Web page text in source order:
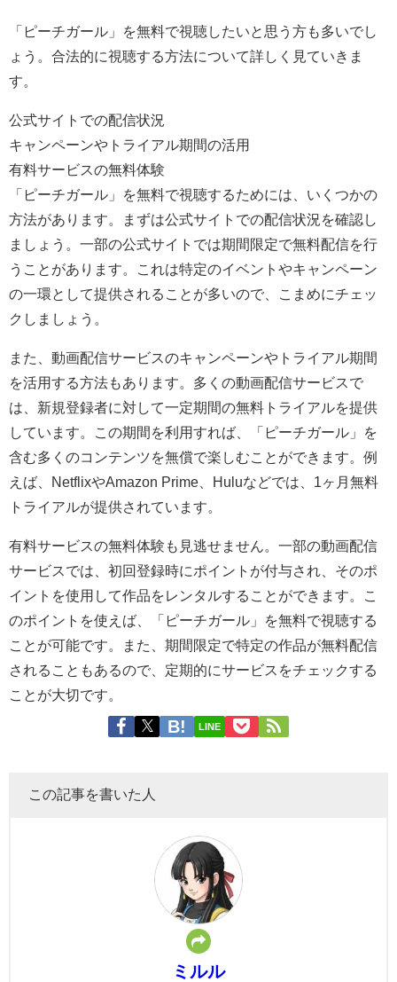
「ピーチガール」を無料で視聴したいと思う方も多いでし
ょう。合法的に視聴する方法について詳しく見ていきま
す。
公式サイトでの配信状況
キャンペーンやトライアル期間の活用
有料サービスの無料体験
「ピーチガール」を無料で視聴するためには、いくつかの
方法があります。まずは公式サイトでの配信状況を確認し
ましょう。一部の公式サイトでは期間限定で無料配信を行
うことがあります。これは特定のイベントやキャンペーン
の一環として提供されることが多いので、こまめにチェッ
クしましょう。
また、動画配信サービスのキャンペーンやトライアル期間
を活用する方法もあります。多くの動画配信サービスで
は、新規登録者に対して一定期間の無料トライアルを提供
しています。この期間を利用すれば、「ピーチガール」を
含む多くのコンテンツを無償で楽しむことができます。例
えば、NetflixやAmazon Prime、Huluなどでは、1ヶ月無料
トライアルが提供されています。
有料サービスの無料体験も見逃せません。一部の動画配信
サービスでは、初回登録時にポイントが付与され、そのポ
イントを使用して作品をレンタルすることができます。こ
のポイントを使えば、「ピーチガール」を無料で視聴する
ことが可能です。また、期間限定で特定の作品が無料配信
されることもあるので、定期的にサービスをチェックする
ことが大切です。
LINE
この記事を書いた人
ミルル